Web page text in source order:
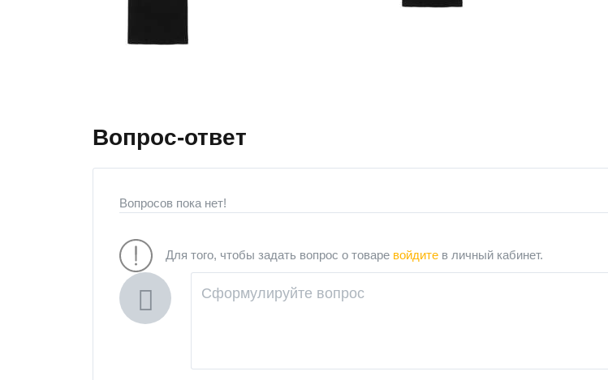
Вопрос-ответ
Вопросов пока нет!
Для того, чтобы задать вопрос о товаре войдите в личный кабинет.